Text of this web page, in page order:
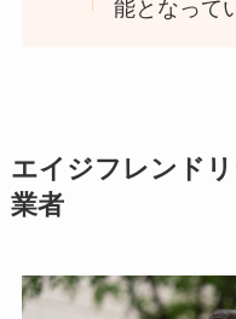
能となって
エイジフレンド
業者